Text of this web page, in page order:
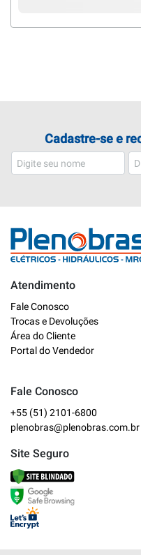
Cadastre-se e
Atendimento
Fale Conosco
Trocas e Devoluções
Área do Cliente
Portal do Vendedor
Fale Conosco
+55 (51) 2101-6800
plenobras@plenobras.com.br
Site Seguro
Online
Bem vindo a Plenobras!
encontra toda a linha de
O que você deseja?
Dúvidas técnicas